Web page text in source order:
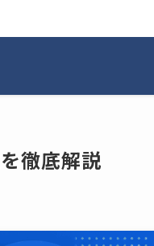
徹底解説